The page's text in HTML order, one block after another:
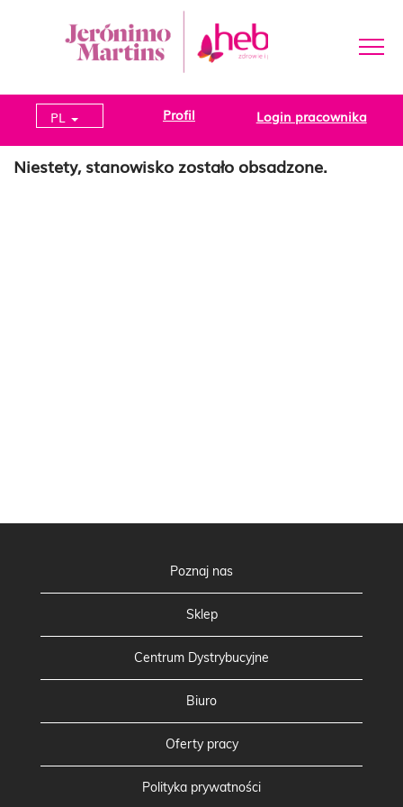
PL Profil Login pracownika
Niestety, stanowisko zostało obsadzone.
Poznaj nas
Sklep
Centrum Dystrybucyjne
Biuro
Oferty pracy
Polityka prywatności